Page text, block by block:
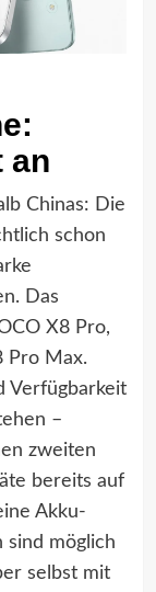
an
Chinas: Die
schon
Das
X8 Pro,
Pro Max.
Verfügbarkeit
–
zweiten
bereits auf
Akku-
sind möglich
selbst mit